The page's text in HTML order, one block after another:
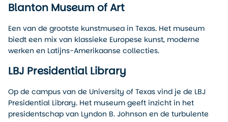
Blanton Museum of Art
Een van de grootste kunstmusea in Texas. Het museum
biedt een mix van klassieke Europese kunst, moderne
werken en Latijns-Amerikaanse collecties.
LBJ Presidential Library
Op de campus van de University of Texas vind je de LBJ
Presidential Library. Het museum geeft inzicht in het
presidentschap van Lyndon B. Johnson en de turbulente